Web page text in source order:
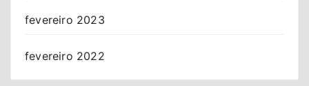
fevereiro 2023
fevereiro 2022